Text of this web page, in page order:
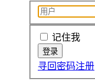
记住我
寻回密码注册